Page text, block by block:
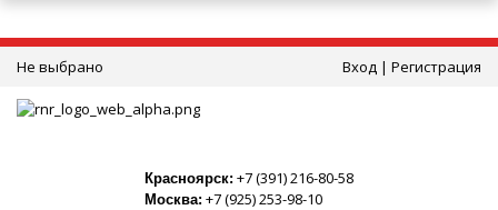
Не выбрано Вход | Регистрация
Красноярск: +7 (391) 216-80-58
Москва: +7 (925) 253-98-10